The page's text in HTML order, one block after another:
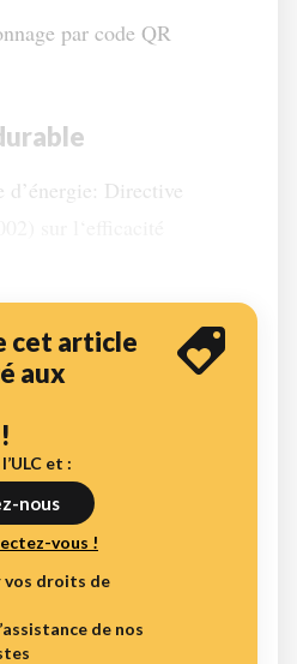
par code QR
d’énergie: Directive
cet article
aux
et :
nous
vous !
vos droits de
de nos